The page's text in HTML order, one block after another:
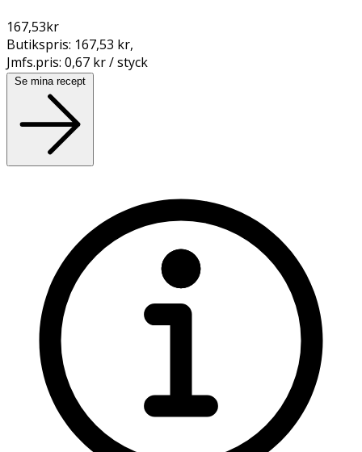
167,53kr
Butikspris: 167,53 kr,
Jmfs.pris: 0,67 kr / styck
Se mina recept